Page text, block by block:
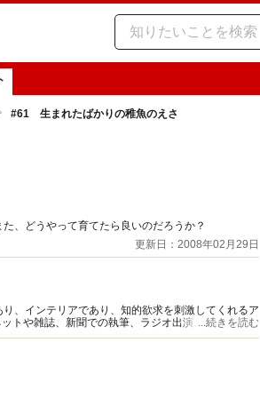
#61 生まれたばかりの稚魚のえさ
、どうやって育てたら良いのだろうか？
更新日：2008年02月29日
、インテリアであり、知的欲求を刺激してくれるア
トや雑誌、新聞での執筆、ラジオ出演、熱帯魚の撮
う。
...続きを読む